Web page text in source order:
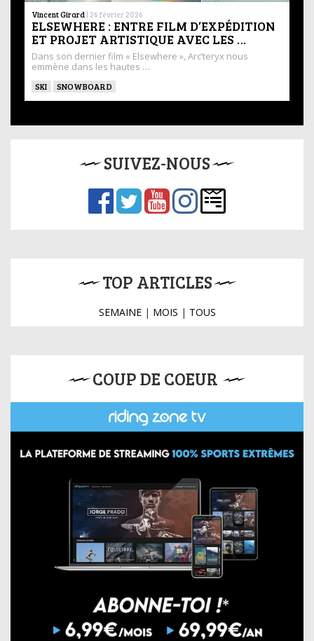
Vincent Girard | 26 février 2026
ELSEWHERE : ENTRE FILM D’EXPÉDITION
ET PROJET ARTISTIQUE AVEC LES …
Dans son dernier film « Elsewhere », Arc’teryx nous
emmène dans les hautes …
SKI SNOWBOARD
SUIVEZ-NOUS
TOP ARTICLES
SEMAINE| MOIS | TOUS
COUP DE COEUR